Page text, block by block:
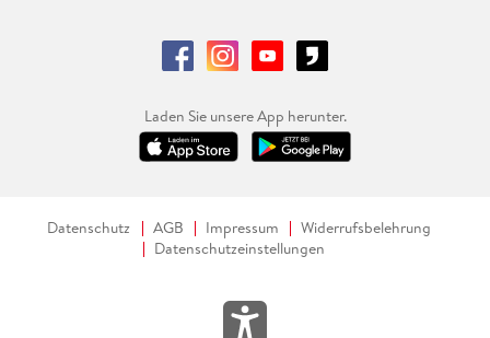
Laden Sie unsere App herunter.
Datenschutz AGB Impressum
Widerrufsbelehrung
Datenschutzeinstellungen